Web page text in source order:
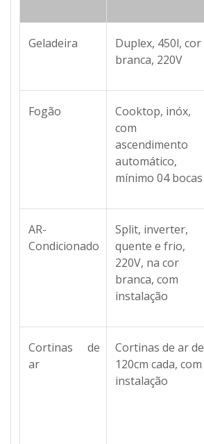
Geladeira
Duplex, 450l, cor
branca, 220V
Fogão
Cooktop, inóx,
com
ascendimento
automático,
mínimo 04 bocas
AR-
Condicionado
Split, inverter,
quente e frio,
220V, na cor
branca, com
instalação
Cortinas de
ar
Cortinas de ar de
120cm cada, com
instalação